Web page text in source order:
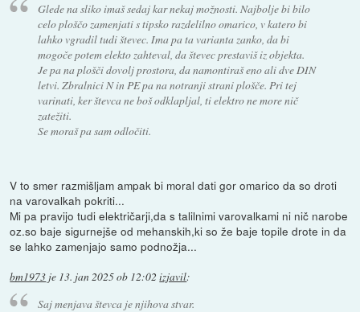
Glede na sliko imaš sedaj kar nekaj možnosti. Najbolje bi bilo
celo ploščo zamenjati s tipsko razdelilno omarico, v katero bi
lahko vgradil tudi števec. Ima pa ta varianta zanko, da bi
mogoče potem elekto zahteval, da števec prestaviš iz objekta.
Je pa na plošči dovolj prostora, da namontiraš eno ali dve DIN
letvi. Zbralnici N in PE pa na notranji strani plošče. Pri tej
varinati, ker števca ne boš odklapljal, ti elektro ne more nič
zatežiti.
Se moraš pa sam odločiti.
V to smer razmišljam ampak bi moral dati gor omarico da so droti
na varovalkah pokriti...
Mi pa pravijo tudi električarji,da s talilnimi varovalkami ni nič narobe
oz.so baje sigurnejše od mehanskih,ki so že baje topile drote in da
se lahko zamenjajo samo podnožja...
bm1973 je 13. jan 2025 ob 12:02 izjavil:
Saj menjava števca je njihova stvar.